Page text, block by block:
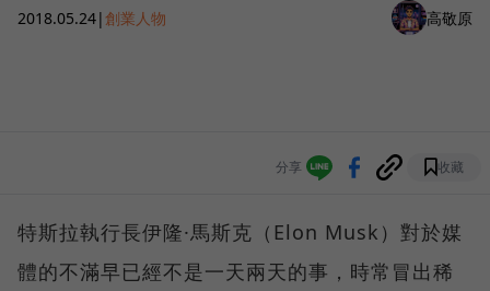
2018.05.24|創業人物 高敬原
分享 收藏
特斯拉執行長伊隆·馬斯克（Elon Musk）對於媒
體的不滿早已經不是一天兩天的事，時常冒出稀